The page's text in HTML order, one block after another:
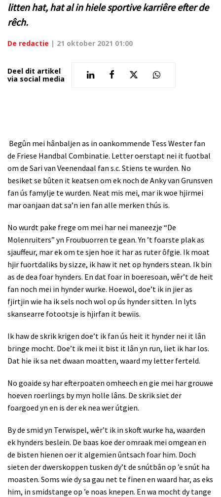
litten hat, hat al in hiele sportive karriêre efter de
rêch.
De redactie | 21 oktober 2021 01:00
Deel dit artikel
via social media
Begûn mei hânbaljen as in oankommende Tess Wester fan
de Friese Handbal Combinatie. Letter oerstapt nei it fuotbal
om de Sari van Veenendaal fan s.c. Stiens te wurden. No
besiket se bûten it keatsen om ek noch de Anky van Grunsven
fan ús famylje te wurden. Neat mis mei, mar ik woe hjirmei
mar oanjaan dat sa’n ien fan alle merken thús is.
No wurdt pake frege om mei har nei maneezje “De
Molenruiters” yn Froubuorren te gean. Yn ’t foarste plak as
sjauffeur, mar ek om te sjen hoe it har as ruter ôfgie. Ik moat
hjir fuortdaliks by sizze, ik haw it net op hynders stean. Ik bin
as de dea foar hynders. En dat foar in boeresoan, wêr’t de heit
fan noch mei in hynder wurke. Hoewol, doe’t ik in jier as
fjirtjin wie ha ik sels noch wol op ús hynder sitten. In lyts
skansearre fotootsje is hjirfan it bewiis.
Ik haw de skrik krigen doe’t ik fan ús heit it hynder nei it lân
bringe mocht. Doe’t ik mei it bist it lân yn run, liet ik har los.
Dat hie ik sa net dwaan moatten, waard my letter ferteld.
No goaide sy har efterpoaten omheech en gie mei har grouwe
hoeven roerlings by myn holle lâns. De skrik siet der
foargoed yn en is der ek nea wer útgien.
By de smid yn Terwispel, wêr’t ik in skoft wurke ha, waarden
ek hynders beslein. De baas koe der omraak mei omgean en
de bisten hienen oer it algemien ûntsach foar him. Doch
sieten der dwerskoppen tusken dy’t de snútbân op ’e snút ha
moasten. Soms wie dy sa gau net te finen en waard har, as eks
him, in smidstange op ’e noas knepen. En wa mocht dy tange